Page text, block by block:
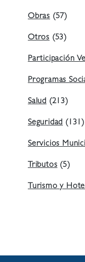
Obras (57)
Otros (53)
Participación
Programas
Salud (213)
Seguridad (131)
Servicios
Tributos (5)
Turismo y